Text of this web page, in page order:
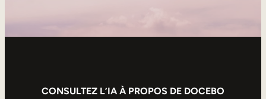
CONSULTEZ L’IA À PROPOS DE DOCEBO